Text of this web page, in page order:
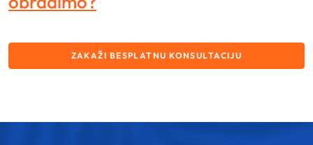
ZAKAŽI BESPLATNU KONSULTACIJU